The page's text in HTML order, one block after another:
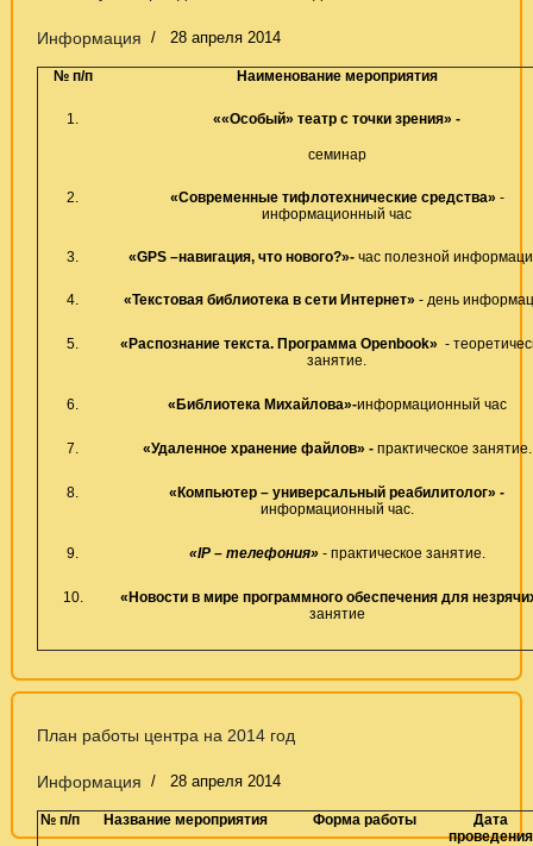
Информация 28 апреля 2014
№ п/п Наименование мероприятия
1. ««Особый» театр с точки зрения» -
семинар
2. «Современные тифлотехнические средства» -
информационный час
3. «GPS –навигация, что нового?»- час полезной
4. «Текстовая библиотека в сети Интернет» - день
5. «Распознание текста. Программа Openbook» -
занятие.
6. «Библиотека Михайлова»-информационный час
7. «Удаленное хранение файлов» - практическое занятие.
8. «Компьютер – универсальный реабилитолог» -
информационный час.
9. «IP– телефония»- практическое занятие.
10.
«Новости в мире программного обеспечения для
занятие
План работы центра на 2014 год
Информация 28 апреля 2014
№ п/п Название мероприятия Форма работы
Дата
проведения